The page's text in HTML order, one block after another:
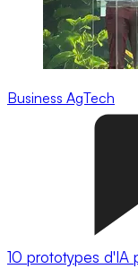
Business AgTech
10 prototypes d'IA